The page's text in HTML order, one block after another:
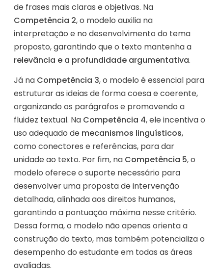
de frases mais claras e objetivas. Na
Competência 2, o modelo auxilia na
interpretação e no desenvolvimento do tema
proposto, garantindo que o texto mantenha a
relevância e a profundidade argumentativa.
Já na Competência 3, o modelo é essencial para
estruturar as ideias de forma coesa e coerente,
organizando os parágrafos e promovendo a
fluidez textual. Na Competência 4, ele incentiva o
uso adequado de mecanismos linguísticos,
como conectores e referências, para dar
unidade ao texto. Por fim, na Competência 5, o
modelo oferece o suporte necessário para
desenvolver uma proposta de intervenção
detalhada, alinhada aos direitos humanos,
garantindo a pontuação máxima nesse critério.
Dessa forma, o modelo não apenas orienta a
construção do texto, mas também potencializa o
desempenho do estudante em todas as áreas
avaliadas.